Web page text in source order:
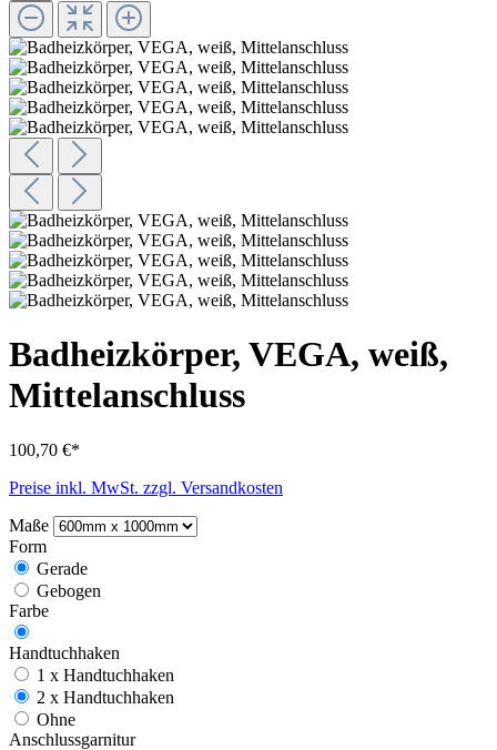
Badheizkörper, VEGA, weiß,
Mittelanschluss
100,70 €*
Preise inkl. MwSt. zzgl. Versandkosten
Maße
Form
Gerade
Gebogen
Farbe
Handtuchhaken
1 x Handtuchhaken
2 x Handtuchhaken
Ohne
Anschlussgarnitur